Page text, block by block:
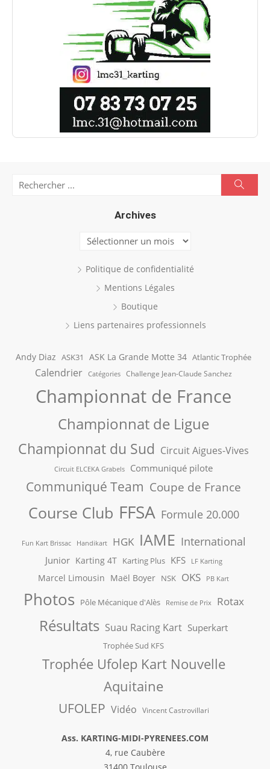
Archives
Archives
Politique de confidentialité
Mentions Légales
Boutique
Liens partenaires professionnels
Andy Diaz ASK31 ASK La Grande Motte 34 Atlantic Trophée
Calendrier Catégories Challenge Jean-Claude Sanchez
Championnat de France
Championnat de Ligue
Championnat du Sud Circuit Aigues-Vives
Circuit ELCEKA Grabels Communiqué pilote
Communiqué Team Coupe de France
Course Club FFSA Formule 20.000
Fun Kart Brissac Handikart HGK IAME International
Junior Karting 4T Karting Plus KFS LF Karting
Marcel Limousin Maël Boyer NSK OKS PB Kart
Photos Pôle Mécanique d'Alès Remise de Prix Rotax
Résultats Suau Racing Kart Superkart
Trophée Sud KFS
Trophée Ufolep Kart Nouvelle
Aquitaine
UFOLEP Vidéo Vincent Castrovillari
Ass. KARTING-MIDI-PYRENEES.COM
4, rue Caubère